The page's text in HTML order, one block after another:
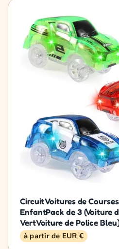
Circuit Voitures de
EnfantPack de 3 (Voiture
VertVoiture de Police
à partir de EUR €